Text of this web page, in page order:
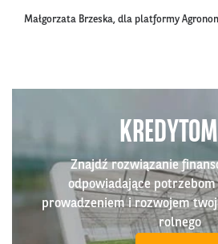
Małgorzata Brzeska, dla platformy
Znajdź rozwiązanie
odpowiadające
prowadzeniem i rozwojem
rolnego